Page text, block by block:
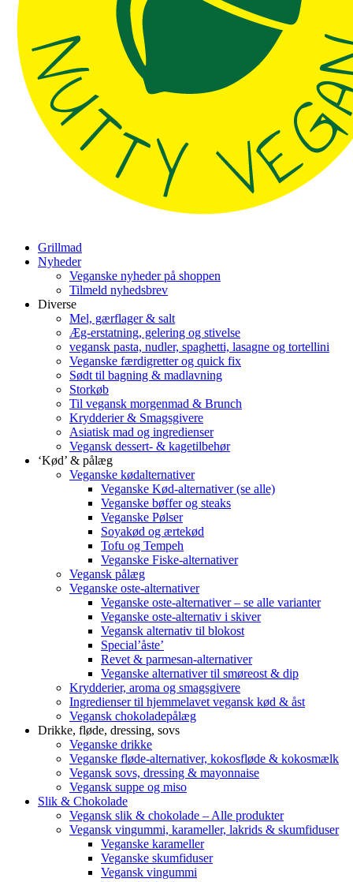
Grillmad
Nyheder
Veganske nyheder på shoppen
Tilmeld nyhedsbrev
Diverse
Mel, gærflager & salt
Æg-erstatning, gelering og stivelse
vegansk pasta, nudler, spaghetti, lasagne og tortellini
Veganske færdigretter og quick fix
Sødt til bagning & madlavning
Storkøb
Til vegansk morgenmad & Brunch
Krydderier & Smagsgivere
Asiatisk mad og ingredienser
Vegansk dessert- & kagetilbehør
‘Kød’ & pålæg
Veganske kødalternativer
Veganske Kød-alternativer (se alle)
Veganske bøffer og steaks
Veganske Pølser
Soyakød og ærtekød
Tofu og Tempeh
Veganske Fiske-alternativer
Vegansk pålæg
Veganske oste-alternativer
Veganske oste-alternativer – se alle varianter
Veganske oste-alternativ i skiver
Vegansk alternativ til blokost
Special’åste’
Revet & parmesan-alternativer
Veganske alternativer til smøreost & dip
Krydderier, aroma og smagsgivere
Ingredienser til hjemmelavet vegansk kød & åst
Vegansk chokoladepålæg
Drikke, fløde, dressing, sovs
Veganske drikke
Veganske fløde-alternativer, kokosfløde & kokosmælk
Vegansk sovs, dressing & mayonnaise
Vegansk suppe og miso
Slik & Chokolade
Vegansk slik & chokolade – Alle produkter
Vegansk vingummi, karameller, lakrids & skumfiduser
Veganske karameller
Veganske skumfiduser
Vegansk vingummi